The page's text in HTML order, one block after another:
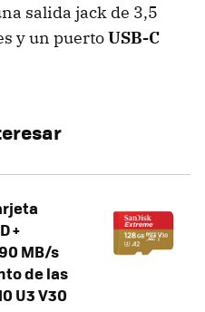
salida jack de 3,5
y un puertoUSB-C
+
MB/s
de las
U3 V30